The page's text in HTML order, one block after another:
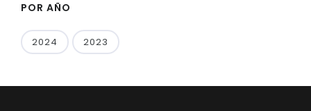
POR AÑO
2024 2023